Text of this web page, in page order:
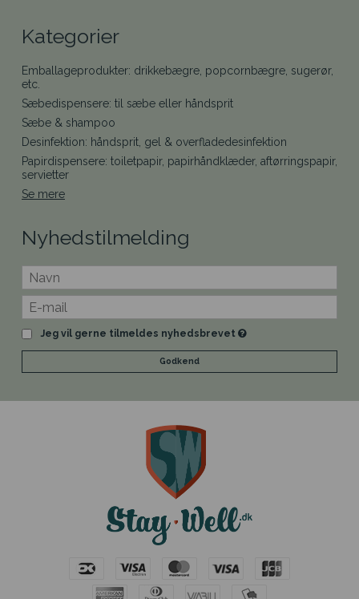
Kategorier
Emballageprodukter: drikkebægre, popcornbægre, sugerør,
etc.
Sæbedispensere: til sæbe eller håndsprit
Sæbe & shampoo
Desinfektion: håndsprit, gel & overfladedesinfektion
Papirdispensere: toiletpapir, papirhåndklæder, aftørringspapir,
servietter
Se mere
Nyhedstilmelding
Jeg vil gerne tilmeldes nyhedsbrevet
Godkend